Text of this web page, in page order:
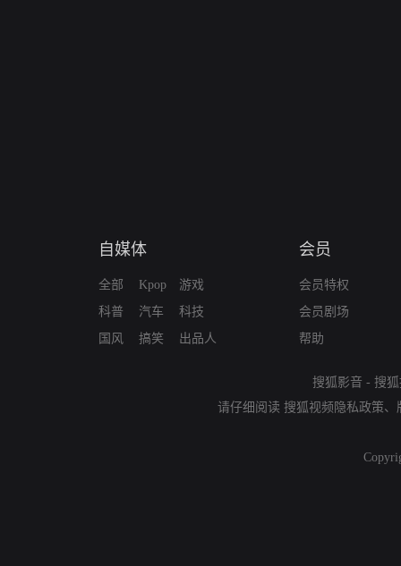
自媒体
全部
科普
国风
Kpop
汽车
搞笑
游戏
科技
出品人
会员
会员特权
会员剧场
帮助
搜狐影音 - 搜
请仔细阅读 搜狐视频隐私政策、